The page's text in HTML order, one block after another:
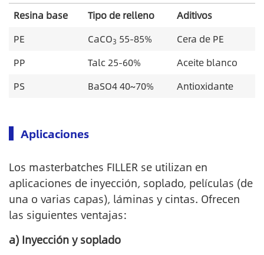
Resina base Tipo de relleno
Aditivos
PE
CaCO3 55-85%
Cera de PE
PP
Talc 25-60%
Aceite blanco
PS
BaSO4 40~70% Antioxidante
Aplicaciones
Los masterbatches FILLER se utilizan en
aplicaciones de inyección, soplado, películas (de
una o varias capas), láminas y cintas. Ofrecen
las siguientes ventajas:
a) Inyección y soplado